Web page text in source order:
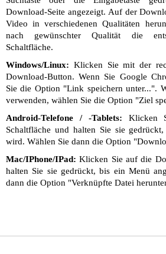
Download-Seite angezeigt. Auf der
Video in verschiedenen Qualitäten
nach gewünschter Qualität die
Schaltfläche.
Windows/Linux: Klicken Sie mit der
Download-Button. Wenn Sie Google
Sie die Option "Link speichern unter...".
verwenden, wählen Sie die Option "Ziel
Android-Telefone / -Tablets: Klicken
Schaltfläche und halten Sie sie
wird. Wählen Sie dann die Option
Mac/IPhone/IPad: Klicken Sie auf die
halten Sie sie gedrückt, bis ein Menü
dann die Option "Verknüpfte Datei